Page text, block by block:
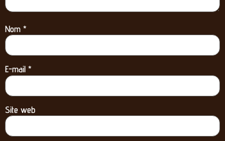
Nom *
E-mail *
Site web